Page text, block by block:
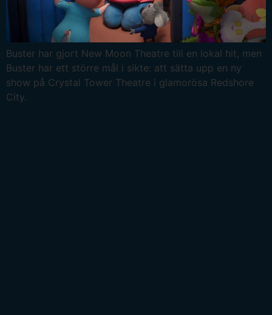
Buster har gjort New Moon Theatre till en lokal hit, men
Buster har ett större mål i sikte: att sätta upp en ny
show på Crystal Tower Theatre i glamorösa Redshore
City.